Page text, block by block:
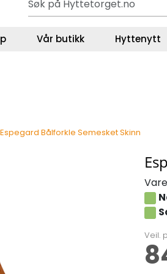
Gavekort - Gaven som
Vår butikk Hyttenytt
Espegard Bålforkle Semesket Skinn
Veil.